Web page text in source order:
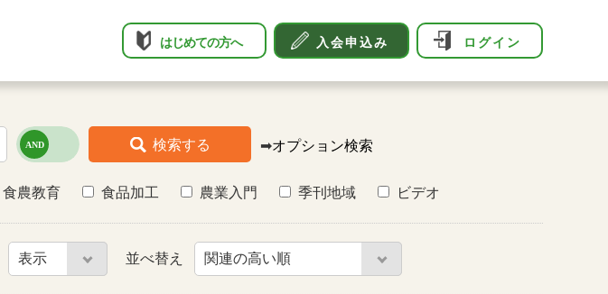
はじめての方へ 入会申込み ログイン
検索する ➡オプション検索
食農教育 食品加工 農業入門 季刊地域 ビデオ
並べ替え